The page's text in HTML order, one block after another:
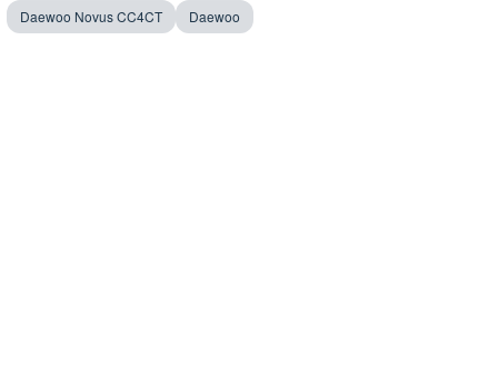
Daewoo Novus CC4CT Daewoo